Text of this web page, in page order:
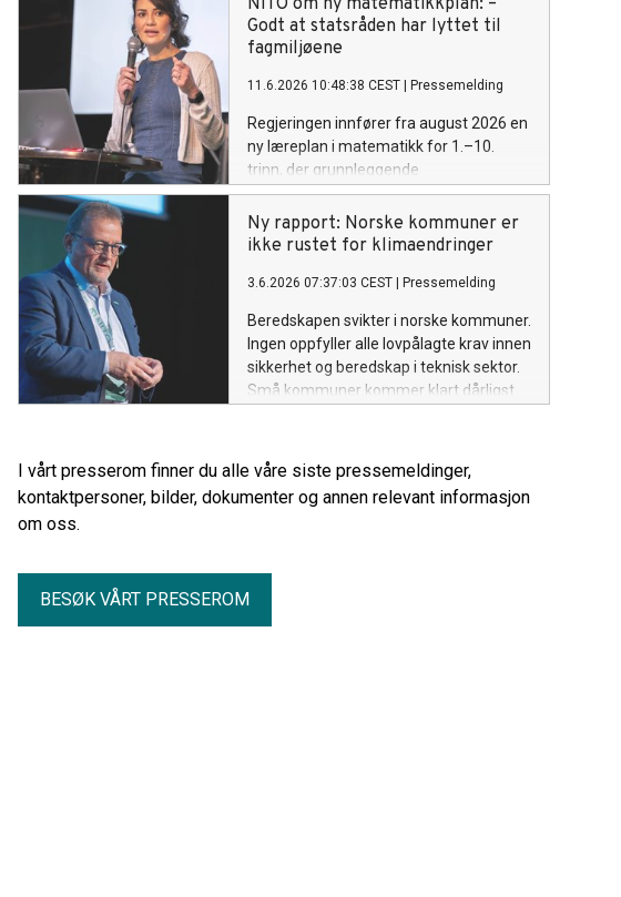
NITO om ny matematikkplan: –
Godt at statsråden har lyttet til
fagmiljøene
11.6.2026 10:48:38 CEST Pressemelding
Regjeringen innfører fra august 2026 en
ny læreplan i matematikk for 1.–10.
trinn, der grunnleggende
regneferdigheter løftes tydeligere frem.
Ny rapport: Norske kommuner er
ikke rustet for klimaendringer
3.6.2026 07:37:03 CEST Pressemelding
Beredskapen svikter i norske kommuner.
Ingen oppfyller alle lovpålagte krav innen
sikkerhet og beredskap i teknisk sektor.
Små kommuner kommer klart dårligst
I vårt presserom finner du alle våre siste pressemeldinger,
kontaktpersoner, bilder, dokumenter og annen relevant informasjon
om oss.
BESØK VÅRT PRESSEROM